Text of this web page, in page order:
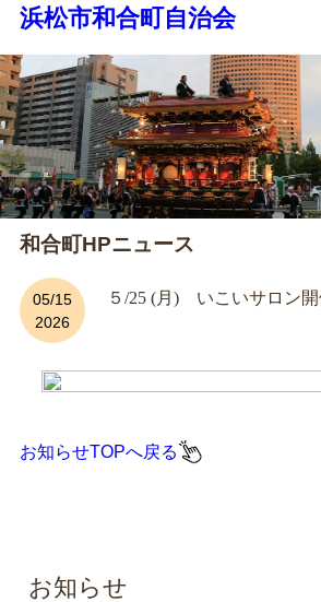
浜松市和合町自治会
和合町HPニュース
５/25 (月) いこいサロン
05/15
2026
お知らせTOPへ戻る
お知らせ